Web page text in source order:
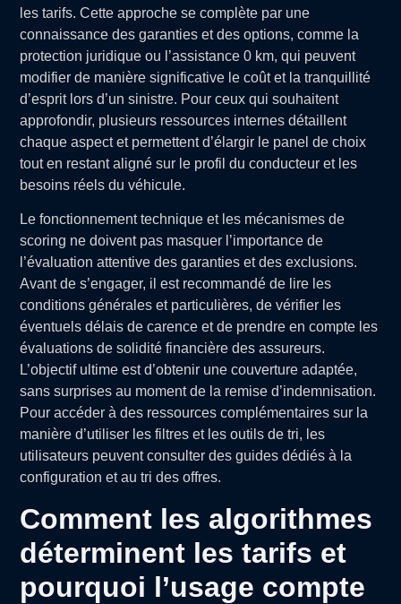
les tarifs. Cette approche se complète par une
connaissance des garanties et des options, comme la
protection juridique ou l’assistance 0 km, qui peuvent
modifier de manière significative le coût et la tranquillité
d’esprit lors d’un sinistre. Pour ceux qui souhaitent
approfondir, plusieurs ressources internes détaillent
chaque aspect et permettent d’élargir le panel de choix
tout en restant aligné sur le profil du conducteur et les
besoins réels du véhicule.
Le fonctionnement technique et les mécanismes de
scoring ne doivent pas masquer l’importance de
l’évaluation attentive des garanties et des exclusions.
Avant de s’engager, il est recommandé de lire les
conditions générales et particulières, de vérifier les
éventuels délais de carence et de prendre en compte les
évaluations de solidité financière des assureurs.
L’objectif ultime est d’obtenir une couverture adaptée,
sans surprises au moment de la remise d’indemnisation.
Pour accéder à des ressources complémentaires sur la
manière d’utiliser les filtres et les outils de tri, les
utilisateurs peuvent consulter des guides dédiés à la
configuration et au tri des offres.
Comment les algorithmes
déterminent les tarifs et
pourquoi l’usage compte